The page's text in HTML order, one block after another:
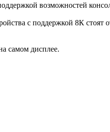
возможностей
с поддержкой 8К стоят
самом дисплее.